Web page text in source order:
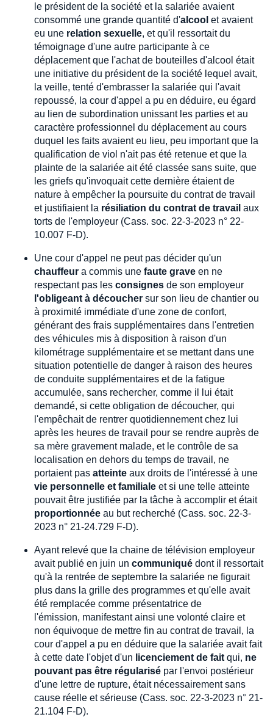
le président de la société et la salariée avaient
consommé une grande quantité d'alcool et avaient
eu une relation sexuelle, et qu'il ressortait du
témoignage d'une autre participante à ce
déplacement que l'achat de bouteilles d'alcool était
une initiative du président de la société lequel avait,
la veille, tenté d'embrasser la salariée qui l'avait
repoussé, la cour d'appel a pu en déduire, eu égard
au lien de subordination unissant les parties et au
caractère professionnel du déplacement au cours
duquel les faits avaient eu lieu, peu important que la
qualification de viol n'ait pas été retenue et que la
plainte de la salariée ait été classée sans suite, que
les griefs qu'invoquait cette dernière étaient de
nature à empêcher la poursuite du contrat de travail
et justifiaient la résiliation du contrat de travail aux
torts de l'employeur (Cass. soc. 22-3-2023 n° 22-
10.007 F-D).
Une cour d'appel ne peut pas décider qu'un
chauffeur a commis une faute grave en ne
respectant pas les consignes de son employeur
l'obligeant à découcher sur son lieu de chantier ou
à proximité immédiate d'une zone de confort,
générant des frais supplémentaires dans l'entretien
des véhicules mis à disposition à raison d'un
kilométrage supplémentaire et se mettant dans une
situation potentielle de danger à raison des heures
de conduite supplémentaires et de la fatigue
accumulée, sans rechercher, comme il lui était
demandé, si cette obligation de découcher, qui
l'empêchait de rentrer quotidiennement chez lui
après les heures de travail pour se rendre auprès de
sa mère gravement malade, et le contrôle de sa
localisation en dehors du temps de travail, ne
portaient pas atteinte aux droits de l'intéressé à une
vie personnelle et familiale et si une telle atteinte
pouvait être justifiée par la tâche à accomplir et était
proportionnée au but recherché (Cass. soc. 22-3-
2023 n° 21-24.729 F-D).
Ayant relevé que la chaine de télévision employeur
avait publié en juin un communiqué dont il ressortait
qu'à la rentrée de septembre la salariée ne figurait
plus dans la grille des programmes et qu'elle avait
été remplacée comme présentatrice de
l'émission, manifestant ainsi une volonté claire et
non équivoque de mettre fin au contrat de travail, la
cour d'appel a pu en déduire que la salariée avait fait
à cette date l'objet d'un licenciement de fait qui, ne
pouvant pas être régularisé par l'envoi postérieur
d'une lettre de rupture, était nécessairement sans
cause réelle et sérieuse (Cass. soc. 22-3-2023 n° 21-
21.104 F-D).